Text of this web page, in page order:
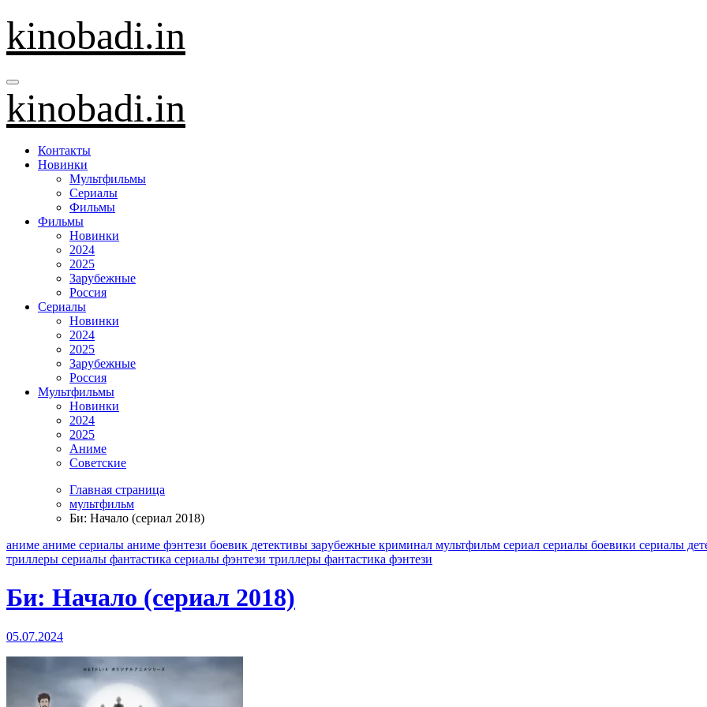
Перейти
содержанию
kinobadi.in
kinobadi.in
Контакты
Новинки
Мультфильмы
Сериалы
Фильмы
Фильмы
Новинки
2024
2025
Зарубежные
Россия
Сериалы
Новинки
2024
2025
Зарубежные
Россия
Мультфильмы
Новинки
2024
2025
Аниме
Советские
Главная страница
мультфильм
Би: Начало (сериал 2018)
аниме аниме сериалы аниме фэнтези боевик детективы зарубежные криминал мультфильм сериал сериалы боевики сериалы
триллеры сериалы фантастика сериалы фэнтези триллеры фантастика фэнтези
Би: Начало (сериал 2018)
05.07.2024